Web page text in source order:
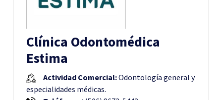
Clínica Odontomédica
Estima
Actividad Comercial:Odontología general y
especialidades médicas.